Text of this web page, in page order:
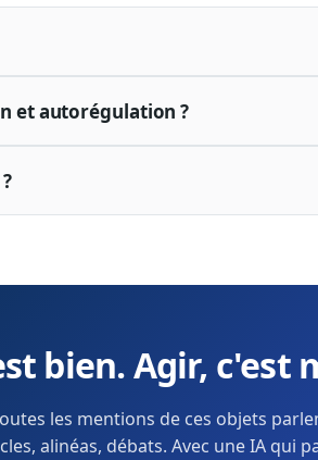
et autorégulation ?
bien. Agir, c'est
les mentions de ces objets
alinéas, débats. Avec une IA qui